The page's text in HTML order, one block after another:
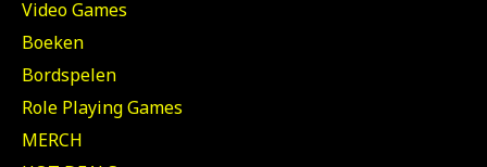
Video Games
Boeken
Bordspelen
Role Playing Games
MERCH